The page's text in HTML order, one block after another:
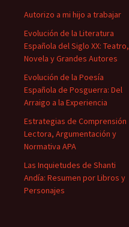
Autorizo a mi hijo a trabajar
Evolución de la Literatura
Española del Siglo XX: Teatro,
Novela y Grandes Autores
Evolución de la Poesía
Española de Posguerra: Del
Arraigo a la Experiencia
Estrategias de Comprensión
Lectora, Argumentación y
Normativa APA
Las Inquietudes de Shanti
Andía: Resumen por Libros y
Personajes